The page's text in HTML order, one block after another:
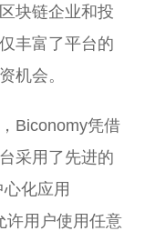
块链企业和投
丰富了平台的
机会。
Biconomy凭借
采用了先进的
化应用
许用户使用任意